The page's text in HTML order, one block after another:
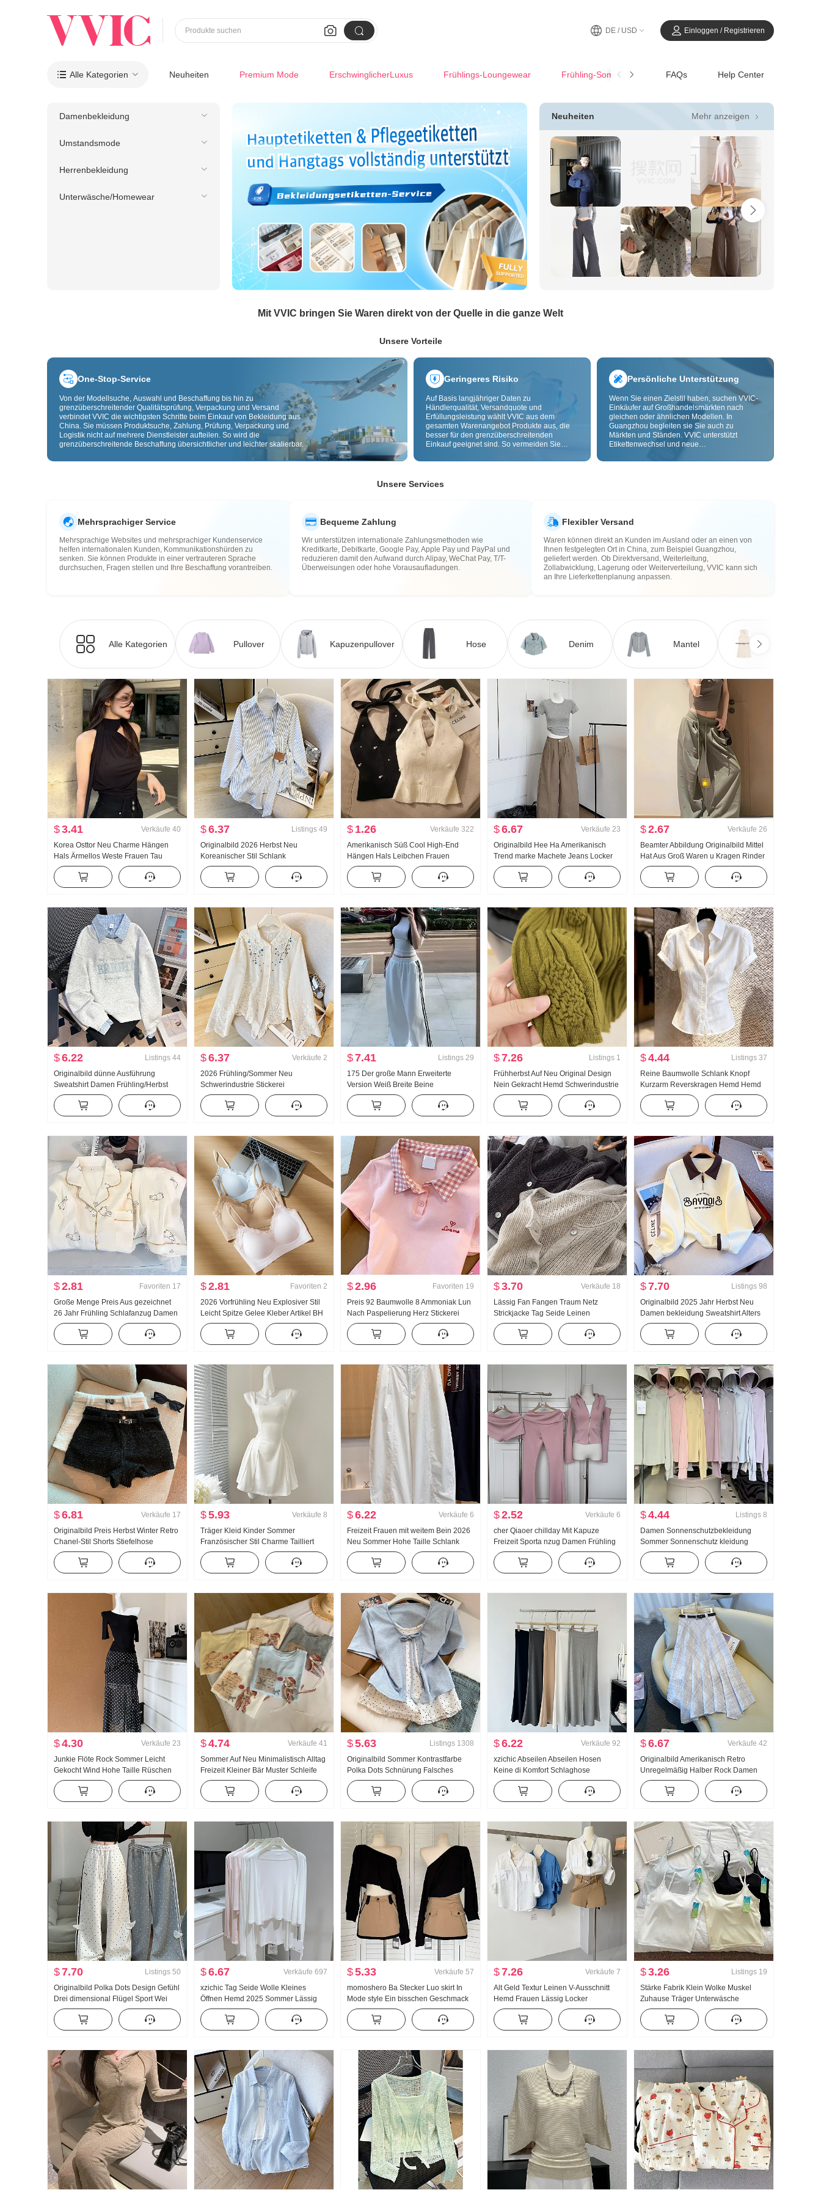
 
Produkte suchen DE / USD Einloggen / Registrieren
 Alle Kategorien Neuheiten Premium Mode ErschwinglicherLuxus Frühlings-Loungewear Frühling-SommerCasual FAQs Help Center
Damenbekleidung
Umstandsmode
Herrenbekleidung
Unterwäsche/Homewear
Neuheiten Mehr anzeigen 
Mit VVIC bringen Sie Waren direkt von der Quelle in die ganze Welt
Unsere Vorteile
One-Stop-Service
Von der Modellsuche, Auswahl und Beschaffung bis hin zu
grenzüberschreitender Qualitätsprüfung, Verpackung und Versand
verbindet VVIC die wichtigsten Schritte beim Einkauf von Bekleidung aus
China. Sie müssen Produktsuche, Zahlung, Prüfung, Verpackung und
Logistik nicht auf mehrere Dienstleister aufteilen. So wird die
grenzüberschreitende Beschaffung übersichtlicher und leichter skalierbar.
Geringeres Risiko
Auf Basis langjähriger Daten zu
Händlerqualität, Versandquote und
Erfüllungsleistung wählt VVIC aus dem
gesamten Warenangebot Produkte aus, die
besser für den grenzüberschreitenden
Einkauf geeignet sind. So vermeiden Sie
riskante Artikel. Cross-Border-
zusätzlich Risiken bei Qualität,
Persönliche Unterstützung
Wenn Sie einen Zielstil haben, suchen VVIC-
Einkäufer auf Großhandelsmärkten nach
gleichen oder ähnlichen Modellen. In
Guangzhou begleiten sie Sie auch zu
Märkten und Ständen. VVIC unterstützt
Etikettenwechsel und neue
Anpassung nach Bild oder Muster, damit Ihre
Unsere Services
Mehrsprachiger Service
Mehrsprachige Websites und mehrsprachiger Kundenservice
helfen internationalen Kunden, Kommunikationshürden zu
senken. Sie können Produkte in einer vertrauteren Sprache
durchsuchen, Fragen stellen und Ihre Beschaffung vorantreiben.
Bequeme Zahlung
Wir unterstützen internationale Zahlungsmethoden wie
Kreditkarte, Debitkarte, Google Pay, Apple Pay und PayPal und
reduzieren damit den Aufwand durch Alipay, WeChat Pay, T/T-
Überweisungen oder hohe Vorausaufladungen.
Flexibler Versand
Waren können direkt an Kunden im Ausland oder an einen von
Ihnen festgelegten Ort in China, zum Beispiel Guangzhou,
geliefert werden. Ob Direktversand, Weiterleitung,
Zollabwicklung, Lagerung oder Weiterverteilung, VVIC kann sich
an Ihre Lieferkettenplanung anpassen.
Alle Kategorien Pullover Kapuzenpullover Hose Denim Mantel
$3.41 Verkäufe 40
Korea Osttor Neu Charme Hängen
Hals Ärmellos Weste Frauen Tau
Schlüsselbein Weiblichkeit Zeigen
Figur Schärpe Top Modisch
$6.37 Listings 49
Originalbild 2026 Herbst Neu
Koreanischer Stil Schlank
Ausländische Atmosphäre Design
Gefühl Nischenprodukt Gestreift
Tailliert Langarm Hemd Frauen
$ 1.26 Verkäufe 322
Amerikanisch Süß Cool High-End
Hängen Hals Leibchen Frauen
Sommer Außerhalb zu tragen
Innerhalb Nehmen Unterhemd Spicy
Girl Strick Bandeau Top
$6.67 Verkäufe 23
Originalbild Hee Ha Amerikanisch
Trend marke Machete Jeans Locker
Breite Beine Freizeit Hose
$2.67 Verkäufe 26
Beamter Abbildung Originalbild Mittel
Hat Aus Groß Waren u Kragen Rinder
knochen Schnalle I-Zeichen Weste
Träger Breite Beine Bodenlang Sport
Lange Hose Anzug
$6.22 Listings 44
Originalbild dünne Ausführung
Sweatshirt Damen Frühling/Herbst
Neu Han Abteilung Falsches
Zweiteiler Locker Dorn Stickerei
Gestreift Polo-Kragen Top
$6.37 Verkäufe 2
2026 Frühling/Sommer Neu
Schwerindustrie Stickerei
Puppenkragen Hemd Frauen
Französischer Stil Retro
Sonnenschutz Strickjacke
$7.41 Listings 29
175 Der große Mann Erweiterte
Version Weiß Breite Beine
Jogginghose Damen Frühling/Herbst
Neu Vielseitig kombinierbar Gestreift
Freizeit Bodenlang Hose
$7.26 Listings 1
Frühherbst Auf Neu Original Design
Nein Gekracht Hemd Schwerindustrie
Jacquard Strick Top Damen Herbst
Neu Schlank
$4.44 Listings 37
Reine Baumwolle Schlank Knopf
Kurzarm Reverskragen Hemd Hemd
Damen 2026 Sommer Fort geschritten
Gefühl Leicht Luxus Sanft Wind Top
$2.81 Favoriten 17
Große Menge Preis Aus gezeichnet
26 Jahr Frühling Schlafanzug Damen
Neu Wolken Baumwolle Langarm
Klein Reverskragen Home Service
Anzug Live-Übertragung Hoch
$2.81 Favoriten 2
2026 Vorfrühling Neu Explosiver Stil
Leicht Spitze Gelee Kleber Artikel BH
Innerhalb Gürtel Brust Pad Schlank
Weste Frauen
$2.96 Favoriten 19
Preis 92 Baumwolle 8 Ammoniak Lun
Nach Paspelierung Herz Stickerei
Süß Kurz Polo-Kragen T-Shirt Schlank
Petite Modisch
$3.70 Verkäufe 18
Lässig Fan Fangen Traum Netz
Strickjacke Tag Seide Leinen
Handarbeit Wählen Loch
Durchbrochen Strick Strickjacke
Damen Klimaanlage Sonnenschutz
$7.70 Listings 98
Originalbild 2025 Jahr Herbst Neu
Damen bekleidung Sweatshirt Alters
reduzierung Die Hälfte
Reißverschluss Mode Polo-Kragen
Freizeit Vielseitig kombinierbar
$6.81 Verkäufe 17
Originalbild Preis Herbst Winter Retro
Chanel-Stil Shorts Stiefelhose
$5.93 Verkäufe 8
Träger Kleid Kinder Sommer
Französischer Stil Charme Tailliert
Schlank Trägerkleid Minirock
$6.22 Verkäufe 6
Freizeit Frauen mit weitem Bein 2026
Neu Sommer Hohe Taille Schlank
Große Größe Petite Minimalistisch
Locker Neun Punkte Machete Hosen
$2.52 Verkäufe 6
cher Qiaoer chillday Mit Kapuze
Freizeit Sporta nzug Damen Frühling
Schulterfrei Jacke Schlaghose
Dreiteiliges Set
$4.44 Listings 8
Damen Sonnenschutzbekleidung
Sommer Sonnenschutz kleidung
Nylon dünne Ausführung Eis Seide
Atmungsaktiv Jacke Locker Große
Größe Hoodie
$4.30 Verkäufe 23
Junkie Flöte Rock Sommer Leicht
Gekocht Wind Hohe Taille Rüschen
Schlitz Schwarz Polka Dots Halber
Rock Tag Seide Schräg Schulter
Kleidung
$4.74 Verkäufe 41
Sommer Auf Neu Minimalistisch Alltag
Freizeit Kleiner Bär Muster Schleife
Locker Nischenprodukt Kurzarm T-
Shirt Koreanischer Stil Strick Top
$5.63 Listings 1308
Originalbild Sommer Kontrastfarbe
Polka Dots Schnürung Falsches
Zweiteiler Kurzarm T-Shirt Damen
Sommer Neu Süßer Stil
Nischenprodukt Top
$6.22 Verkäufe 92
xzichic Abseilen Abseilen Hosen
Keine di Komfort Schlaghose
Frühling/Sommer Neu Elegant Lange
Hose Schlank Freizeithose Damen
$6.67 Verkäufe 42
Originalbild Amerikanisch Retro
Unregelmäßig Halber Rock Damen
Leinen Mittel-Langer Rock Kariert A-
Linien-Rock Unregelmäßig
Fischschwanz Pendel Rock
$7.70 Listings 50
Originalbild Polka Dots Design Gefühl
Drei dimensional Flügel Sport Wei
Hosen Damen Neu Leicht Asien Wind
Locker Gerade geschnitten Schlank
Freizeithose
$6.67 Verkäufe 697
xzichic Tag Seide Wolle Kleines
Öffnen Hemd 2025 Sommer Lässig
Wind Top Neu Strick Fallen Schulter
Dünn Jacke Frauen
$5.33 Verkäufe 57
momoshero Ba Stecker Luo skirt In
Mode style Ein bisschen Geschmack
de Arbeitskleidung Farbblock Halber
Rock
$7.26 Verkäufe 7
Alt Geld Textur Leinen V-Ausschnitt
Hemd Frauen Lässig Locker
Atmungsaktiv dünne Ausführung
Langarm Hemd
$3.26 Listings 19
Stärke Fabrik Klein Wolke Muskel
Zuhause Träger Unterwäsche
Rückenfrei Atmungsaktiv Mit Brust
Pad Innerhalb Nehmen Schlank
Außerhalb zu tragen Leibchen Frauen